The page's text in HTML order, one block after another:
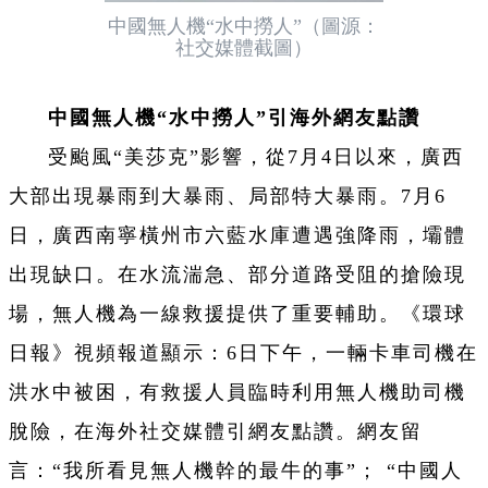
中國無人機“水中撈人”（圖源：
社交媒體截圖）
中國無人機“水中撈人”引海外網友點讚
受颱風“美莎克”影響，從7月4日以來，廣西
大部出現暴雨到大暴雨、局部特大暴雨。7月6
日，廣西南寧橫州市六藍水庫遭遇強降雨，壩體
出現缺口。在水流湍急、部分道路受阻的搶險現
場，無人機為一線救援提供了重要輔助。《環球
日報》視頻報道顯示：6日下午，一輛卡車司機在
洪水中被困，有救援人員臨時利用無人機助司機
脫險，在海外社交媒體引網友點讚。網友留
言：“我所看見無人機幹的最牛的事”； “中國人